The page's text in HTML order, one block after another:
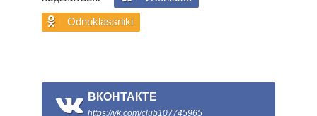
Odnoklassniki
ВКОНТАКТЕ
https://vk.com/club107745965